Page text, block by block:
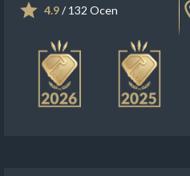
4.9/ 132 Ocen